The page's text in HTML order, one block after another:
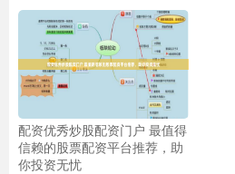
配资优秀炒股配资门户 最值得
信赖的股票配资平台推荐，助
你投资无忧